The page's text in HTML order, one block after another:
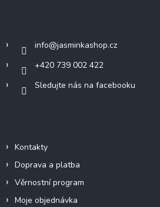
info@jasminkashop.cz
+420 739 002 422
Sledujte nás na facebooku
Kontakty
Doprava a platba
Věrnostní program
Moje objednávka